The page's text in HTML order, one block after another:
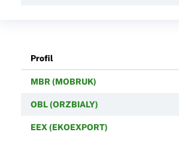
Profil
MBR (MOBRUK)
OBL (ORZBIALY)
EEX (EKOEXPORT)